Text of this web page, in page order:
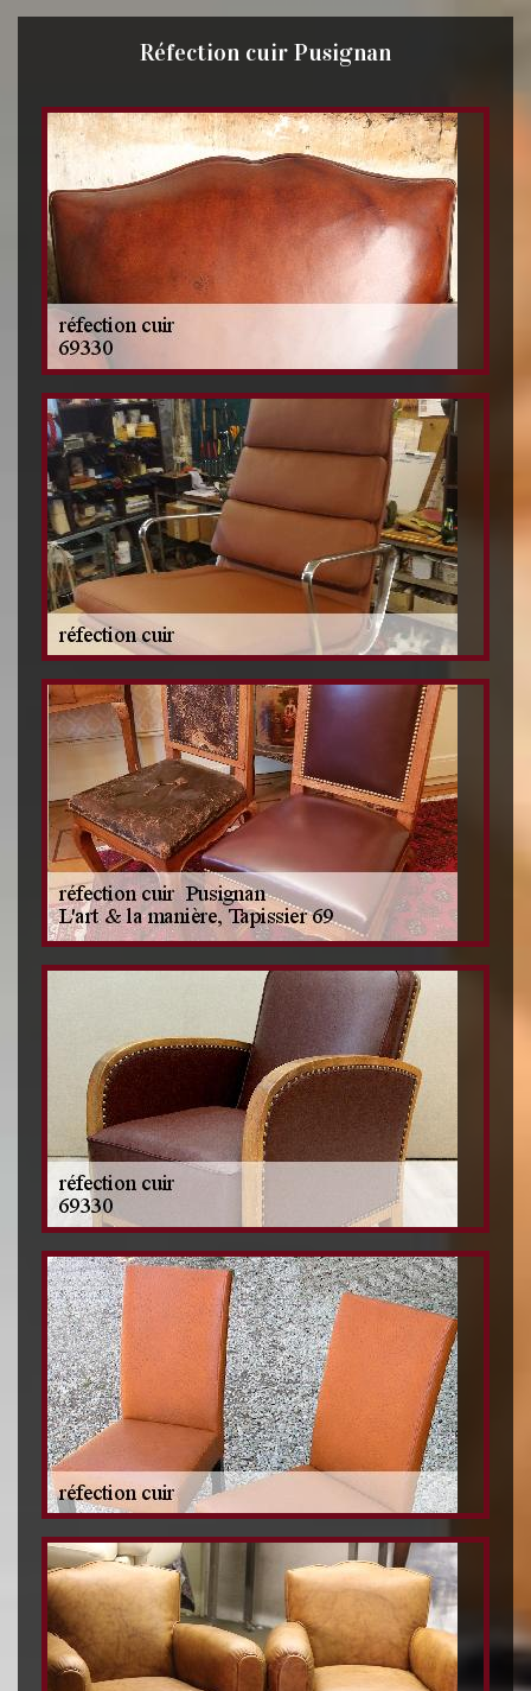
Réfection cuir Pusignan